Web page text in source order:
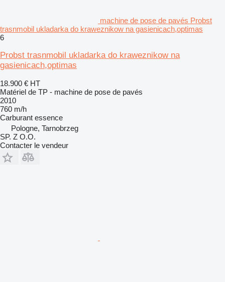
machine de pose de pavés Probst
trasnmobil ukladarka do kraweznikow na gasienicach,optimas
6
Probst trasnmobil ukladarka do kraweznikow na
gasienicach,optimas
18.900 € HT
Matériel de TP - machine de pose de pavés
2010
760 m/h
Carburant essence
Pologne, Tarnobrzeg
SP. Z O.O.
Contacter le vendeur